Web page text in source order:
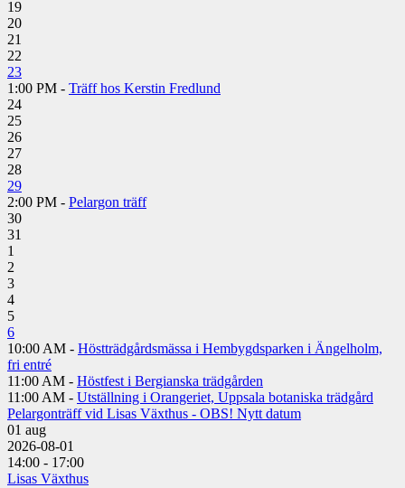
19
20
21
22
23
1:00 PM - Träff hos Kerstin Fredlund
24
25
26
27
28
29
2:00 PM - Pelargon träff
30
31
1
2
3
4
5
6
10:00 AM - Höstträdgårdsmässa i Hembygdsparken i Ängelholm,
fri entré
11:00 AM - Höstfest i Bergianska trädgården
11:00 AM - Utställning i Orangeriet, Uppsala botaniska trädgård
Pelargonträff vid Lisas Växthus - OBS! Nytt datum
01 aug
2026-08-01
14:00 - 17:00
Lisas Växthus